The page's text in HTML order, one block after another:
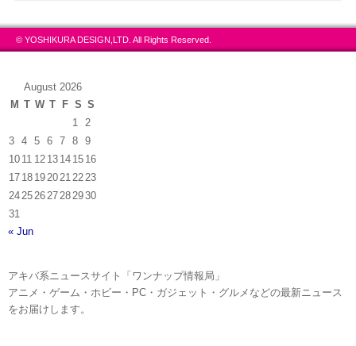
© YOSHIKURA DESIGN,LTD. All Rights Reserved.
August 2026
M T W T F S S
1
2
3
4 5 6 7 8
9
10 11 12 13 14 15 16
17 18 1920212223
24252627282930
31
« Jun
アキバ系ニュースサイト「ワンナップ情報局」
アニメ・ゲーム・ホビー・PC・ガジェット・グルメなどの最新ニュース
をお届けします。